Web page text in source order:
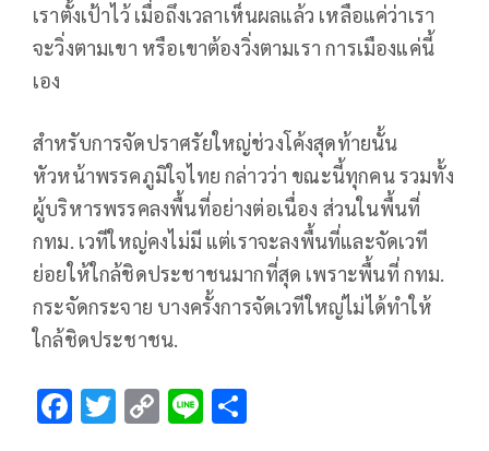
เราตั้งเป้าไว้ เมื่อถึงเวลาเห็นผลแล้ว เหลือแค่ว่าเรา
จะวิ่งตามเขา หรือเขาต้องวิ่งตามเรา การเมืองแค่นี้
เอง
สำหรับการจัดปราศรัยใหญ่ช่วงโค้งสุดท้ายนั้น
หัวหน้าพรรคภูมิใจไทย กล่าวว่า ขณะนี้ทุกคน รวมทั้ง
ผู้บริหารพรรคลงพื้นที่อย่างต่อเนื่อง ส่วนในพื้นที่
กทม. เวทีใหญ่คงไม่มี แต่เราจะลงพื้นที่และจัดเวที
ย่อยให้ใกล้ชิดประชาชนมากที่สุด เพราะพื้นที่ กทม.
กระจัดกระจาย บางครั้งการจัดเวทีใหญ่ไม่ได้ทำให้
ใกล้ชิดประชาชน.
F T C Li